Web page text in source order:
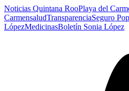
Noticias Quintana RooPlaya del
CarmensaludTransparenciaSeguro
LópezMedicinasBoletín Sonia López